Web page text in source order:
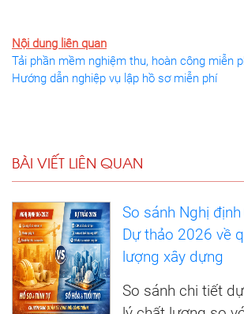
Nội dung liên quan
Tải phần mềm nghiệm thu, hoàn công miễn
Hướng dẫn nghiệp vụ lập hồ sơ miễn phí
BÀI VIẾT LIÊN QUAN
So sánh Nghị
Dự thảo 2026 về
lượng xây dựng
So sánh chi tiết